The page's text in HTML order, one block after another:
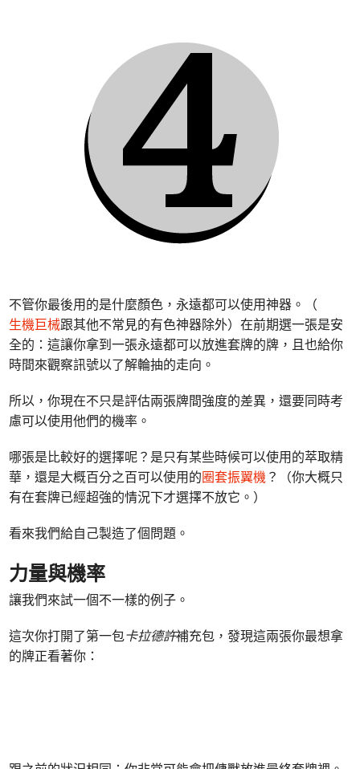
不管你最後用的是什麼顏色，永遠都可以使用神器。（
生機巨械跟其他不常見的有色神器除外）在前期選一張是安
全的：這讓你拿到一張永遠都可以放進套牌的牌，且也給你
時間來觀察訊號以了解輪抽的走向。
所以，你現在不只是評估兩張牌間強度的差異，還要同時考
慮可以使用他們的機率。
哪張是比較好的選擇呢？是只有某些時候可以使用的萃取精
華，還是大概百分之百可以使用的圈套振翼機？（你大概只
有在套牌已經超強的情況下才選擇不放它。）
看來我們給自己製造了個問題。
力量與機率
讓我們來試一個不一樣的例子。
這次你打開了第一包卡拉德許補充包，發現這兩張你最想拿
的牌正看著你：